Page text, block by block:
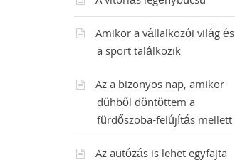
Amikor a vállalkozói világ és
a sport találkozik
Az a bizonyos nap, amikor
dühből döntöttem a
fürdőszoba-felújítás mellett
Az autózás is lehet egyfajta